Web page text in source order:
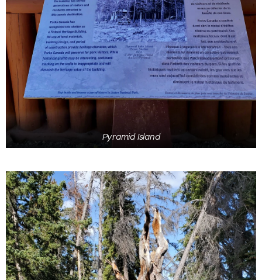
Pyramid Island